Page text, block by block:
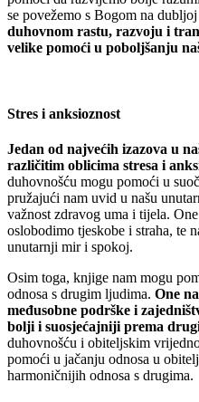
se povežemo s Bogom na
duhovnom rastu, razvoju i
velike pomoći u poboljšanju
Stres i anksioznost
Jedan od najvećih izazova u
različitim oblicima stresa i
duhovnošću mogu pomoći u
pružajući nam uvid u našu
važnost zdravog uma i tijela.
oslobodimo tjeskobe i straha, te
unutarnji mir i spokoj.
Osim toga, knjige nam mogu
odnosa s drugim ljudima. One
međusobne podrške i
bolji i suosjećajniji prema
duhovnošću i obiteljskim
pomoći u jačanju odnosa u
harmoničnijih odnosa s drugima.